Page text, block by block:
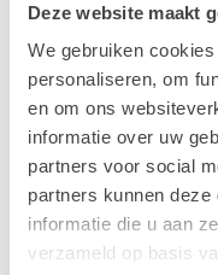
Deze website maakt
We gebruiken
personaliseren, om
en om ons
informatie over uw
partners voor social
partners kunnen
informatie die u aan
verzameld op basis
Mogelijke oplossingen:
Controleer het
Bezoek de
bekijk de
Ben je op zoek
laatste
met betrekking
'De week van
informatie die je